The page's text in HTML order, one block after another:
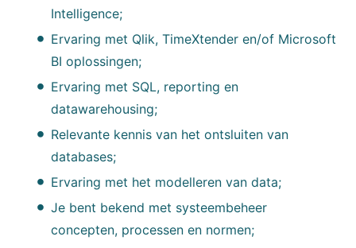
Intelligence;
Ervaring met Qlik, TimeXtender en/of Microsoft
BI oplossingen;
Ervaring met SQL, reporting en
datawarehousing;
Relevante kennis van het ontsluiten van
databases;
Ervaring met het modelleren van data;
Je bent bekend met systeembeheer
concepten, processen en normen;